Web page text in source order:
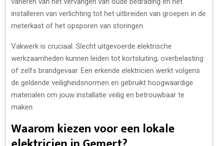
installeren van verlichting tot het uitbreiden van groepen in de
meterkast of het opsporen van storingen.
Vakwerk is cruciaal. Slecht uitgevoerde elektrische
werkzaamheden kunnen leiden tot kortsluiting, overbelasting
of zelfs brandgevaar. Een erkende elektricien werkt volgens
de geldende veiligheidsnormen en gebruikt hoogwaardige
materialen om jouw installatie veilig en betrouwbaar te
maken.
Waarom kiezen voor een lokale